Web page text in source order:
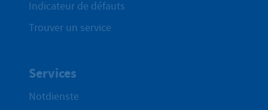
Indicateur de défauts
Trouver un service
Services
Notdienste